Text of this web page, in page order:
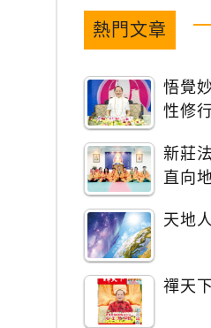
熱門文章
悟覺
性修
新莊
直向
天地
禪天